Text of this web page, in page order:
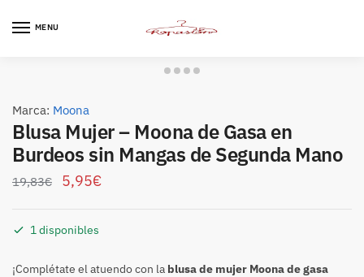
MENU
Marca: Moona
Blusa Mujer – Moona de Gasa en
Burdeos sin Mangas de Segunda Mano
19,83€ 5,95€
1 disponibles
¡Complétate el atuendo con la blusa de mujer Moona de gasa